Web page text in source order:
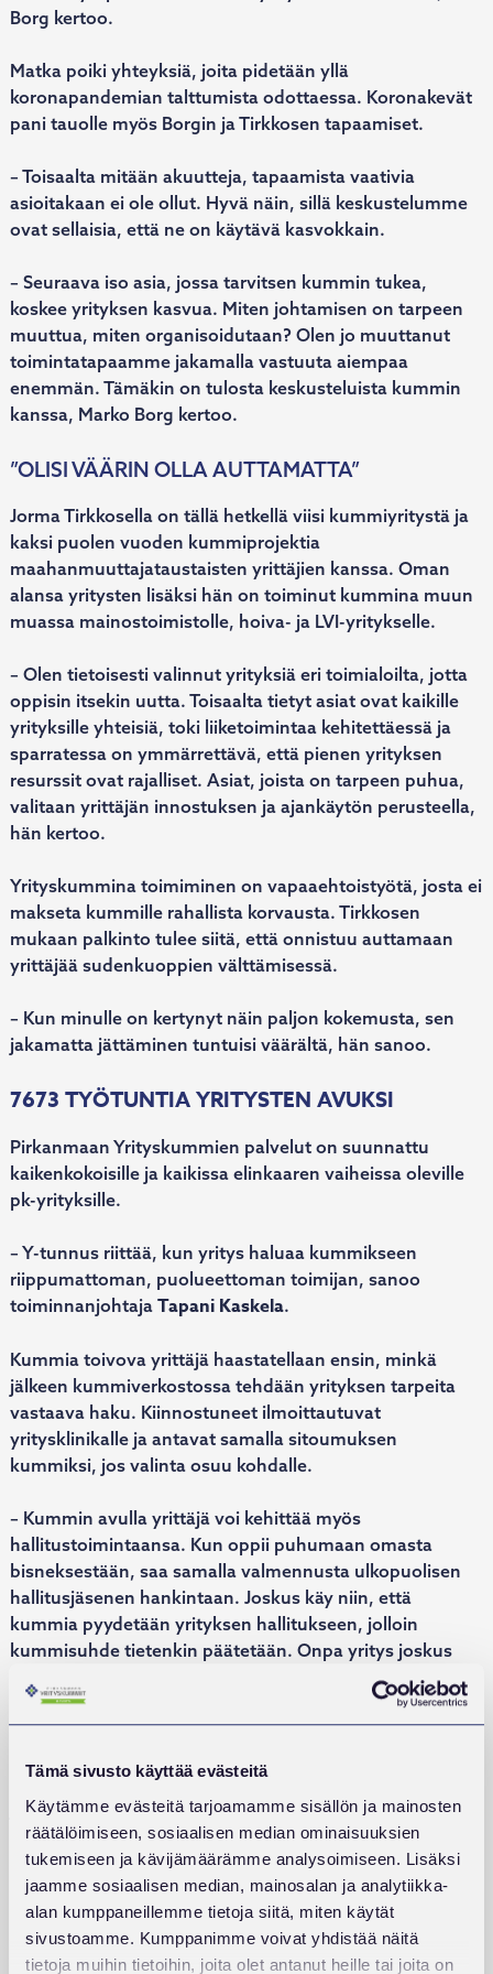
Tämä sivusto käyttää evästeitä
Käytämme evästeitä tarjoamamme sisällön ja mainosten
räätälöimiseen, sosiaalisen median ominaisuuksien
tukemiseen ja kävijämäärämme analysoimiseen. Lisäksi
jaamme sosiaalisen median, mainosalan ja analytiikka-
alan kumppaneillemme tietoja siitä, miten käytät
sivustoamme. Kumppanimme voivat yhdistää näitä
tietoja muihin tietoihin, joita olet antanut heille tai joita on
Borg kertoo.
Matka poiki yhteyksiä, joita pidetään yllä
koronapandemian talttumista odottaessa. Koronakevät
pani tauolle myös Borgin ja Tirkkosen tapaamiset.
– Toisaalta mitään akuutteja, tapaamista vaativia
asioitakaan ei ole ollut. Hyvä näin, sillä keskustelumme
ovat sellaisia, että ne on käytävä kasvokkain.
– Seuraava iso asia, jossa tarvitsen kummin tukea,
koskee yrityksen kasvua. Miten johtamisen on tarpeen
muuttua, miten organisoidutaan? Olen jo muuttanut
toimintatapaamme jakamalla vastuuta aiempaa
enemmän. Tämäkin on tulosta keskusteluista kummin
kanssa, Marko Borg kertoo.
”OLISI VÄÄRIN OLLA AUTTAMATTA”
Jorma Tirkkosella on tällä hetkellä viisi kummiyritystä ja
kaksi puolen vuoden kummiprojektia
maahanmuuttajataustaisten yrittäjien kanssa. Oman
alansa yritysten lisäksi hän on toiminut kummina muun
muassa mainostoimistolle, hoiva- ja LVI-yritykselle.
– Olen tietoisesti valinnut yrityksiä eri toimialoilta, jotta
oppisin itsekin uutta. Toisaalta tietyt asiat ovat kaikille
yrityksille yhteisiä, toki liiketoimintaa kehitettäessä ja
sparratessa on ymmärrettävä, että pienen yrityksen
resurssit ovat rajalliset. Asiat, joista on tarpeen puhua,
valitaan yrittäjän innostuksen ja ajankäytön perusteella,
hän kertoo.
Yrityskummina toimiminen on vapaaehtoistyötä, josta ei
makseta kummille rahallista korvausta. Tirkkosen
mukaan palkinto tulee siitä, että onnistuu auttamaan
yrittäjää sudenkuoppien välttämisessä.
– Kun minulle on kertynyt näin paljon kokemusta, sen
jakamatta jättäminen tuntuisi väärältä, hän sanoo.
7673 TYÖTUNTIA YRITYSTEN AVUKSI
Pirkanmaan Yrityskummien palvelut on suunnattu
kaikenkokoisille ja kaikissa elinkaaren vaiheissa oleville
pk-yrityksille.
– Y-tunnus riittää, kun yritys haluaa kummikseen
riippumattoman, puolueettoman toimijan, sanoo
toiminnanjohtaja Tapani Kaskela.
Kummia toivova yrittäjä haastatellaan ensin, minkä
jälkeen kummiverkostossa tehdään yrityksen tarpeita
vastaava haku. Kiinnostuneet ilmoittautuvat
yritysklinikalle ja antavat samalla sitoumuksen
kummiksi, jos valinta osuu kohdalle.
– Kummin avulla yrittäjä voi kehittää myös
hallitustoimintaansa. Kun oppii puhumaan omasta
bisneksestään, saa samalla valmennusta ulkopuolisen
hallitusjäsenen hankintaan. Joskus käy niin, että
kummia pyydetään yrityksen hallitukseen, jolloin
kummisuhde tietenkin päätetään. Onpa yritys joskus
Pirkanmaan Yrityskummit on lisännyt palvelujaan
tukipalvelu, jonka pohjalta rakennetaan ahdinkoon
joutuneiden yrittäjien valtakunnallista palvelumallia.
Ideana on, että moniammatillinen apu on yrittäjälle vain
yhden puhelinsoiton päässä. Taustalla on laaja
asiantuntijaverkosto, johon kuuluvat muun muassa
Kela, verottaja, pankkeja, mielenterveysseura ja
syöpäjärjestö.